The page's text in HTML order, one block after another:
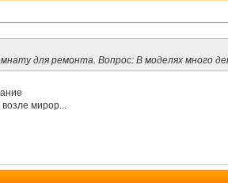
для ремонта. Вопрос: В моделях много
возле мирор...